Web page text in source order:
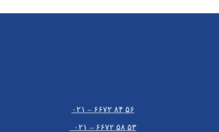
۵۶ ۸۴ ۶۶۷۲ – ۰۲۱
۵۳ ۵۸ ۶۶۷۲ – ۰۲۱